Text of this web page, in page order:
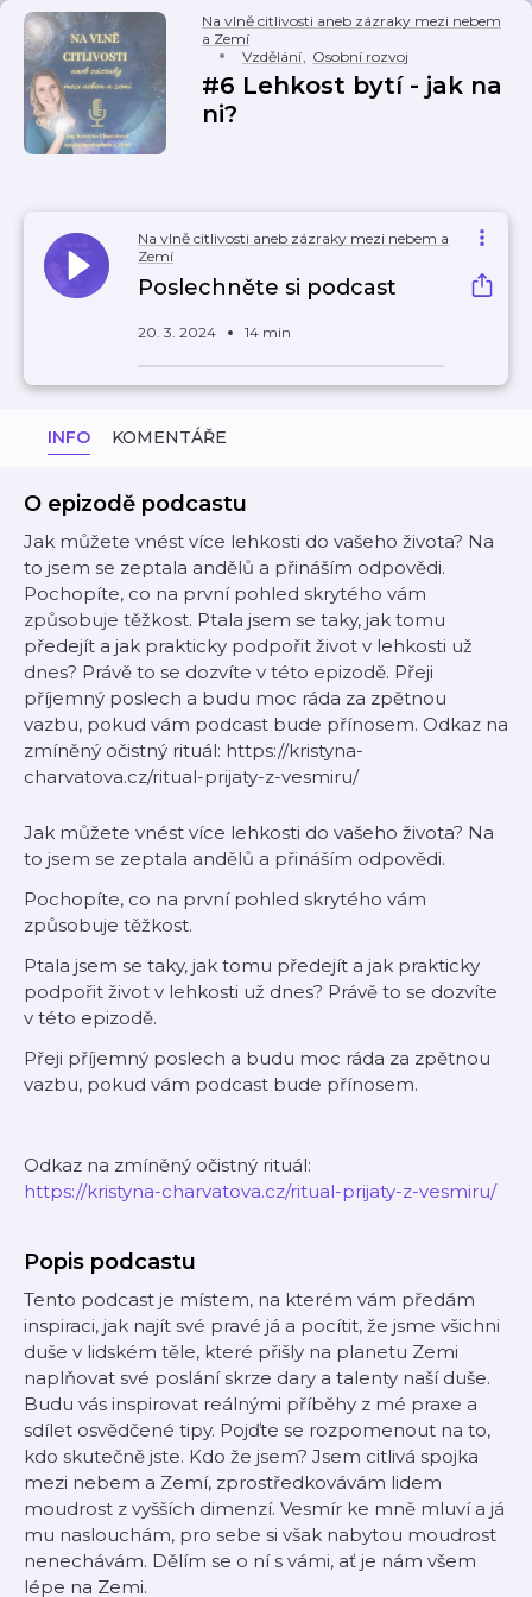
Na vlně citlivosti aneb zázraky mezi nebem
a Zemí
Vzdělání, Osobní rozvoj
#6 Lehkost bytí - jak na
ni?
Na vlně citlivosti aneb zázraky mezi nebem a
Zemí
Poslechněte si podcast
20. 3. 2024 14 min
INFO KOMENTÁŘE
O epizodě podcastu
Jak můžete vnést více lehkosti do vašeho života? Na
to jsem se zeptala andělů a přináším odpovědi.
Pochopíte, co na první pohled skrytého vám
způsobuje těžkost. Ptala jsem se taky, jak tomu
předejít a jak prakticky podpořit život v lehkosti už
dnes? Právě to se dozvíte v této epizodě. Přeji
příjemný poslech a budu moc ráda za zpětnou
vazbu, pokud vám podcast bude přínosem. Odkaz na
zmíněný očistný rituál: https://kristyna-
charvatova.cz/ritual-prijaty-z-vesmiru/
Jak můžete vnést více lehkosti do vašeho života? Na
to jsem se zeptala andělů a přináším odpovědi.
Pochopíte, co na první pohled skrytého vám
způsobuje těžkost.
Ptala jsem se taky, jak tomu předejít a jak prakticky
podpořit život v lehkosti už dnes? Právě to se dozvíte
v této epizodě.
Přeji příjemný poslech a budu moc ráda za zpětnou
vazbu, pokud vám podcast bude přínosem.
Odkaz na zmíněný očistný rituál:
https://kristyna-charvatova.cz/ritual-prijaty-z-vesmiru/
Popis podcastu
Tento podcast je místem, na kterém vám předám
inspiraci, jak najít své pravé já a pocítit, že jsme všichni
duše v lidském těle, které přišly na planetu Zemi
naplňovat své poslání skrze dary a talenty naší duše.
Budu vás inspirovat reálnými příběhy z mé praxe a
sdílet osvědčené tipy. Pojďte se rozpomenout na to,
kdo skutečně jste. Kdo že jsem? Jsem citlivá spojka
mezi nebem a Zemí, zprostředkovávám lidem
moudrost z vyšších dimenzí. Vesmír ke mně mluví a já
mu naslouchám, pro sebe si však nabytou moudrost
nenechávám. Dělím se o ní s vámi, ať je nám všem
lépe na Zemi.